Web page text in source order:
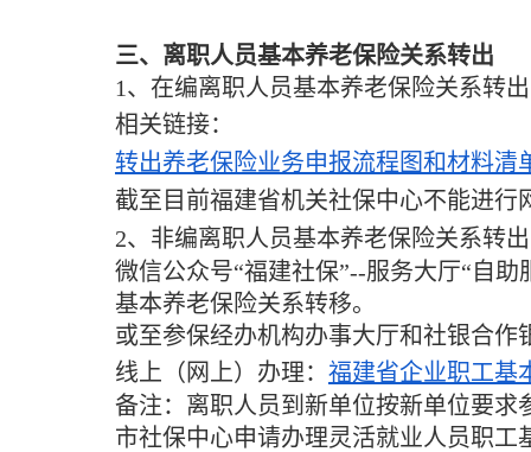
三、离职人员基本养老保险关系转出
1、在编离职人员基本养老保险关系转出
相关链接：
转出养老保险业务申报流程图和材料清
截至目前福建省机关社保中心不能进行
2、非编离职人员基本养老保险关系转出
微信公众号“福建社保”--服务大厅“自
基本养老保险关系转移。
或至参保经办机构办事大厅和社银合作
线上（网上）办理： 福建省企业职工基
备注：离职人员到新单位按新单位要求
市社保中心申请办理灵活就业人员职工